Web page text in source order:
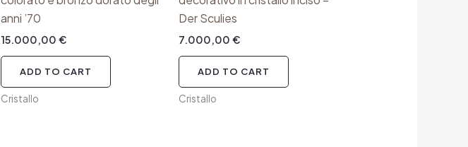
anni ’70
15.000,00 €
ADD TO CART
Cristallo
Der Sculies
7.000,00 €
ADD TO CART
Cristallo